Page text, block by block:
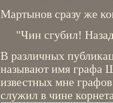
Мартынов сразу же
"Чин сгубил!
В различных
называют имя графа
известных мне
служил в чине